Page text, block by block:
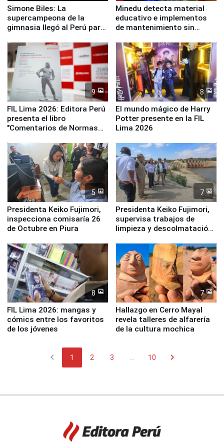
Simone Biles: La
supercampeona de la
gimnasia llegó al Perú para
Panamericanos Lima 2027
Minedu detecta material
educativo e implementos
de mantenimiento sin
la UGEL 2
9
FIL Lima 2026: Editora Perú
presenta el libro
"Comentarios de Normas
Derecho Colectivo"
8
El mundo mágico de Harry
Potter presente en la FIL
Lima 2026
5
Presidenta Keiko Fujimori,
inspecciona comisaría 26
de Octubre en Piura
7
Presidenta Keiko Fujimori,
supervisa trabajos de
limpieza y descolmatación
8
FIL Lima 2026: mangas y
cómics entre los favoritos
de los jóvenes
7
Hallazgo en Cerro Mayal
revela talleres de alfarería
de la cultura mochica
chevron_left 1 2 3 10 chevron_right